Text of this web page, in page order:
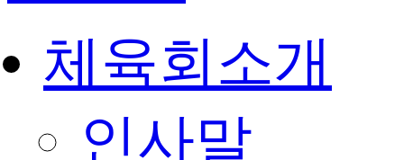
체육회소개
인사말